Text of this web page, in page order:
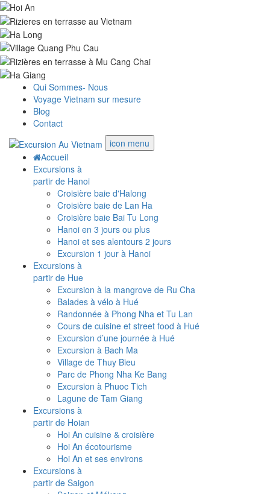
Qui Sommes- Nous
Voyage Vietnam sur mesure
Blog
Contact
icon menu
Accueil
Excursions à
partir de Hanoi
Croisière baie d'Halong
Croisière baie de Lan Ha
Croisière baie Bai Tu Long
Hanoi en 3 jours ou plus
Hanoi et ses alentours 2 jours
Excursion 1 jour à Hanoi
Excursions à
partir de Hue
Excursion à la mangrove de Ru Cha
Balades à vélo à Hué
Randonnée à Phong Nha et Tu Lan
Cours de cuisine et street food à Hué
Excursion d’une journée à Hué
Excursion à Bach Ma
Village de Thuy Bieu
Parc de Phong Nha Ke Bang
Excursion à Phuoc Tich
Lagune de Tam Giang
Excursions à
partir de Hoian
Hoi An cuisine & croisière
Hoi An écotourisme
Hoi An et ses environs
Excursions à
partir de Saigon